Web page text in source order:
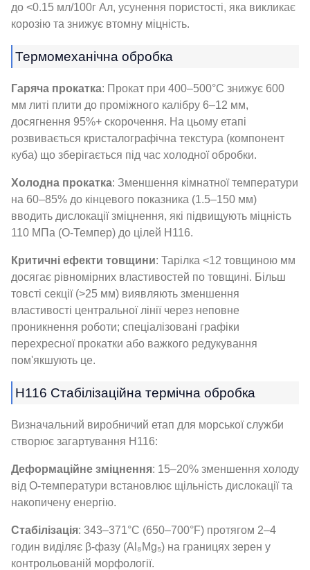
до <0.15 мл/100г Ал, усунення пористості, яка викликає
корозію та знижує втомну міцність.
Термомеханічна обробка
Гаряча прокатка: Прокат при 400–500°C знижує 600
мм литі плити до проміжного калібру 6–12 мм,
досягнення 95%+ скорочення. На цьому етапі
розвивається кристалографічна текстура (компонент
куба) що зберігається під час холодної обробки.
Холодна прокатка: Зменшення кімнатної температури
на 60–85% до кінцевого показника (1.5–150 мм)
вводить дислокації зміцнення, які підвищують міцність
110 МПа (О-Темпер) до цілей H116.
Критичні ефекти товщини: Тарілка <12 товщиною мм
досягає рівномірних властивостей по товщині. Більш
товсті секції (>25 мм) виявляють зменшення
властивості центральної лінії через неповне
проникнення роботи; спеціалізовані графіки
перехресної прокатки або важкого редукування
пом'якшують це.
H116 Стабілізаційна термічна обробка
Визначальний виробничий етап для морської служби
створює загартування H116:
Деформаційне зміцнення: 15–20% зменшення холоду
від О-температури встановлює щільність дислокації та
накопичену енергію.
Стабілізація: 343–371°C (650–700°F) протягом 2–4
годин виділяє β-фазу (Al₈Mg₅) на границях зерен у
контрольованій морфології.